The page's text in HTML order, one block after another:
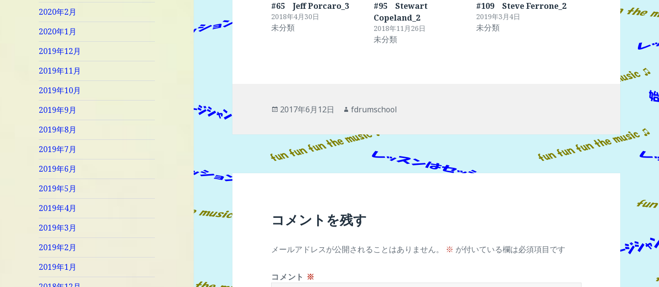
2020年2月
2020年1月
2019年12月
2019年11月
2019年10月
2019年9月
2019年8月
2019年7月
2019年6月
2019年5月
2019年4月
2019年3月
2019年2月
2019年1月
#65 Jeff Porcaro_3
2018年4月30日
未分類
#95 Stewart
Copeland_2
2018年11月26日
未分類
#109 Steve Ferrone_2
2019年3月4日
未分類
投
日:
2017年6月12日
作
者
fdrumschool
コメントを残す
メールアドレスが公開されることはありません。 ※ が付いている欄は必須項目です
コメント ※